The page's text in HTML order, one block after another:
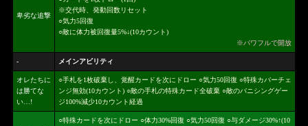
卑劣な追撃
※交代時、発動回数リセット
○気力5回復
○敵に体力被回復量5%↓(10カウント)
※パワフルで開放
- メインアビリティ
オレたちに
は勝てな
い…!
○手札を1枚破棄し、覚醒カードを次にドロー ○気力50回復 ○特殊カバーチェ
ンジ無効(10カウント) ○敵の手札の特殊カード全破棄 ○敵のバニシングゲー
ジ100%減少10カウント経過
○特殊カードを次にドロー ○体力30%回復 ○気力50回復 ○与ダメージ30%↑(10